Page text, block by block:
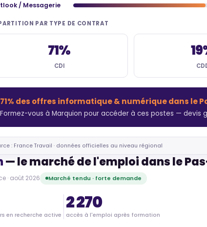
/ Messagerie
PAR TYPE DE CONTRAT
71%
CDI
71% des offres informatique & numérique dans le
Formez-vous à Marquion pour accéder à ces postes — devis
: France Travail · données officielles au niveau régional
— le marché de l'emploi dans le
· août 2026 Marché tendu · forte demande
en recherche active
2 270
accès à l'emploi après formation